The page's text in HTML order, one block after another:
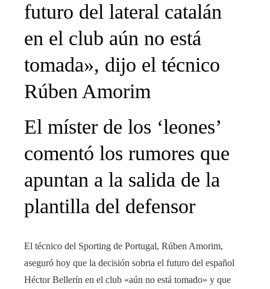
futuro del lateral catalán
en el club aún no está
tomada», dijo el técnico
Rúben Amorim
El míster de los ‘leones’
comentó los rumores que
apuntan a la salida de la
plantilla del defensor
El técnico del Sporting de Portugal, Rúben Amorim,
aseguró hoy que la decisión sobria el futuro del español
Héctor Bellerín en el club «aún no está tomado» y que